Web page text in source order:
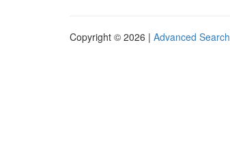
Copyright © 2026 | Advanced Search